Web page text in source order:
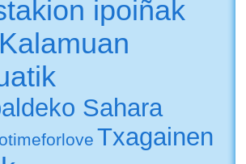
ipoiñak
Kalamuan
Sahara
Txagainen